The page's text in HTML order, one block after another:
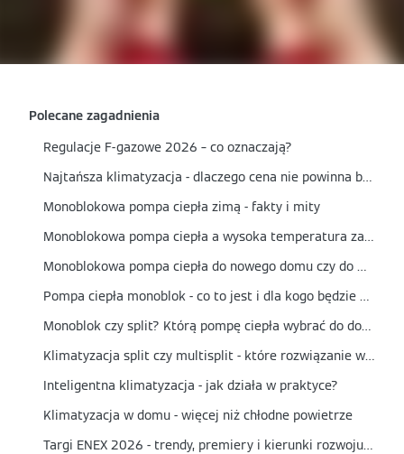
Polecane zagadnienia
Regulacje F-gazowe 2026 – co oznaczają?
Najtańsza klimatyzacja - dlaczego cena nie powinna być jedynym kryterium wyboru?
Monoblokowa pompa ciepła zimą - fakty i mity
Monoblokowa pompa ciepła a wysoka temperatura zasilania - czy nadaje się do grzejników?
Monoblokowa pompa ciepła do nowego domu czy do modernizacji? Kiedy to najlepszy wybór?
Pompa ciepła monoblok - co to jest i dla kogo będzie najlepszym wyborem?
Monoblok czy split? Którą pompę ciepła wybrać do domu?
Klimatyzacja split czy multisplit - które rozwiązanie wybrać?
Inteligentna klimatyzacja - jak działa w praktyce?
Klimatyzacja w domu - więcej niż chłodne powietrze
Targi ENEX 2026 - trendy, premiery i kierunki rozwoju energetyki